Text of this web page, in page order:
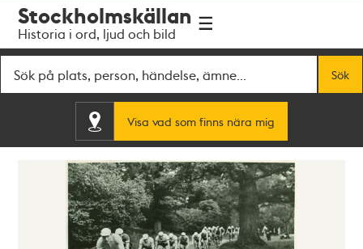
navigationen
huvudinnehållet
Stockholmskällan
Historia i ord, ljud och bild
Sök
Visa vad som finns nära mig